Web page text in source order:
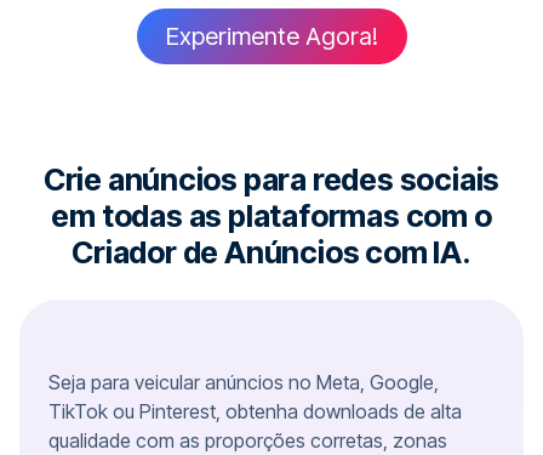
Experimente Agora!
Crie anúncios para redes sociais
em todas as plataformas com o
Criador de Anúncios com IA.
Seja para veicular anúncios no Meta, Google,
TikTok ou Pinterest, obtenha downloads de alta
qualidade com as proporções corretas, zonas